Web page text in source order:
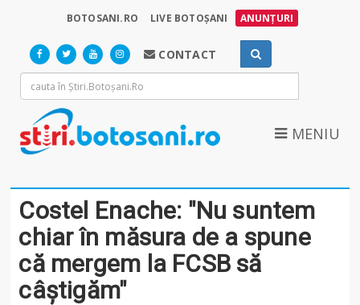
BOTOSANI.RO LIVE BOTOȘANI ANUNȚURI
CONTACT
MENIU
Costel Enache: "Nu suntem
chiar în măsura de a spune
că mergem la FCSB să
câştigăm"